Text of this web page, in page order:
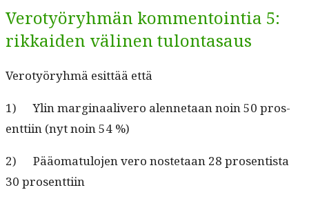
Verotyöryhmän kommentointia 5:
rikkaiden välinen tulontasaus
Verotyöryh­mä esit­tää että
1) Ylin mar­gin­aaliv­ero alen­netaan noin 50 pros­
ent­ti­in (nyt noin 54 %)
2) Pääo­mat­u­lo­jen vero nos­te­taan 28 pros­en­tista
30 prosenttiin